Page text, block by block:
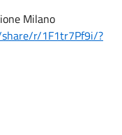
Milano
share/r/1F1tr7Pf9i/?